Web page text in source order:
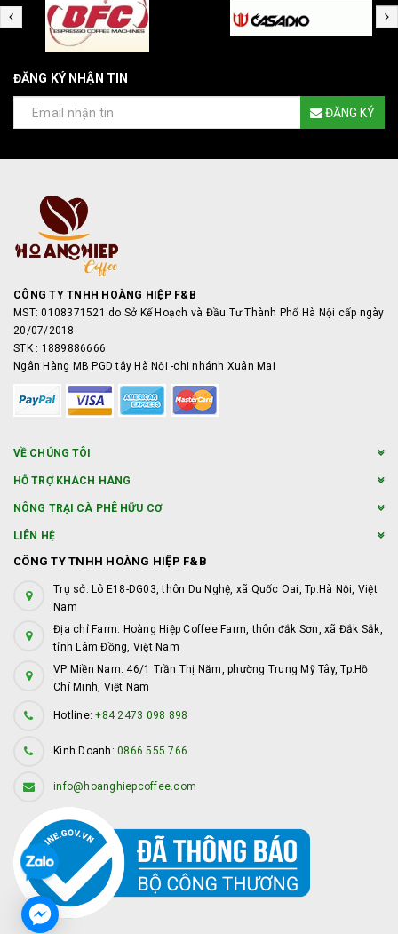
ĐĂNG KÝ NHẬN TIN
ĐĂNG KÝ
CÔNG TY TNHH HOÀNG HIỆP F&B
MST: 0108371521 do Sở Kế Hoạch và Đầu Tư Thành Phố Hà Nội cấp ngày
20/07/2018
STK : 1889886666
Ngân Hàng MB PGD tây Hà Nội -chi nhánh Xuân Mai
VỀ CHÚNG TÔI
HỖ TRỢ KHÁCH HÀNG
NÔNG TRẠI CÀ PHÊ HỮU CƠ
LIÊN HỆ
CÔNG TY TNHH HOÀNG HIỆP F&B
Trụ sở: Lô E18-DG03, thôn Du Nghệ, xã Quốc Oai, Tp.Hà Nội, Việt
Nam
Địa chỉ Farm: Hoàng Hiệp Coffee Farm, thôn đắk Sơn, xã Đắk Sắk,
tỉnh Lâm Đồng, Việt Nam
VP Miền Nam: 46/1 Trần Thị Năm, phường Trung Mỹ Tây, Tp.Hồ
Chí Minh, Việt Nam
Hotline:+84 2473 098 898
Kinh Doanh: 0866 555 766
info@hoanghiepcoffee.com